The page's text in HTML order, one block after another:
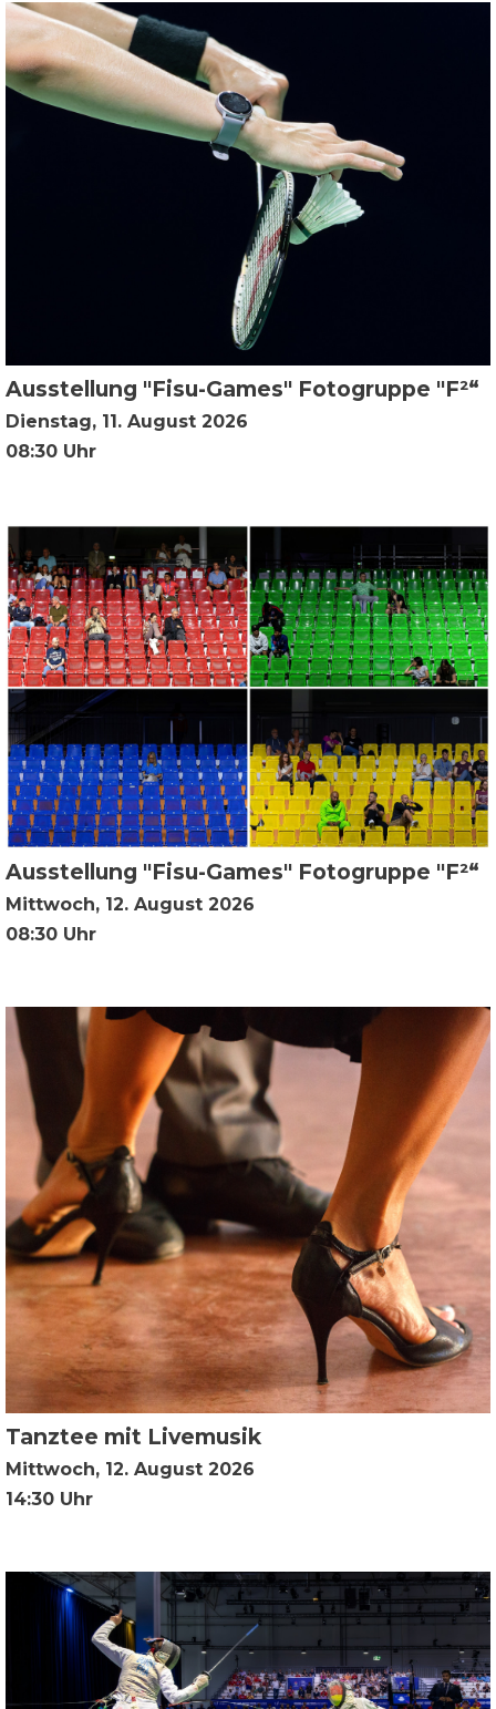
Ausstellung "Fisu-Games" Fotogruppe "F²“
Dienstag, 11. August 2026
08:30 Uhr
Ausstellung "Fisu-Games" Fotogruppe "F²“
Mittwoch, 12. August 2026
08:30 Uhr
Tanztee mit Livemusik
Mittwoch, 12. August 2026
14:30 Uhr